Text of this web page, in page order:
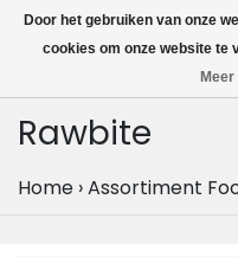
Rawbite
Home ›Assortiment
Door het gebruiken van onze
cookies om onze website te